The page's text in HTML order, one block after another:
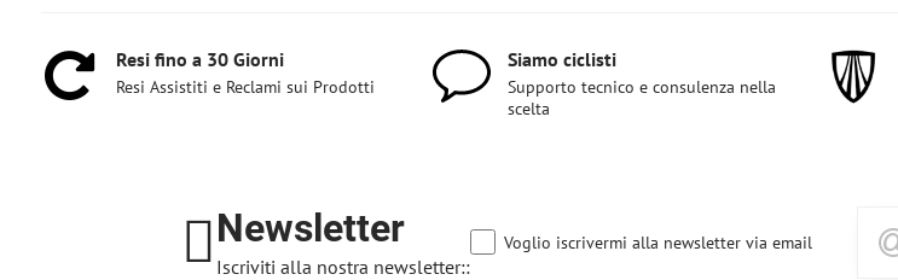
Resi fino a 30 Giorni
Resi Assistiti e Reclami sui Prodotti
Siamo ciclisti
Supporto tecnico e consulenza nella
scelta
Newsletter
Iscriviti alla nostra newsletter::
Voglio iscrivermi alla newsletter via email